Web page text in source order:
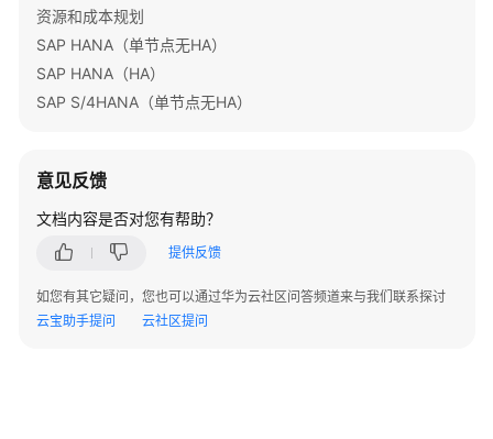
Linux
服
务
移
上
云
于
Discuz
资源和成本规划
SAP HANA（单节点无HA）
SAP HANA（HA）
SAP S/4HANA（单节点无HA）
意见反馈
文档内容是否对您有帮助？
提供反馈
如您有其它疑问，您也可以通过华为云社区问答频道来与我们联系探讨
云宝助手提问
云社区提问